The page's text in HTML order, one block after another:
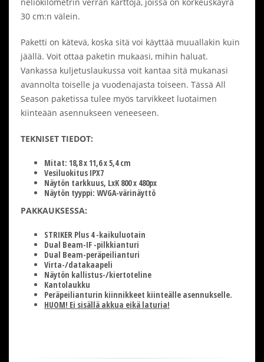
neliökilometrin verran karttoja, joissa on korkeuskäyrä
30 cm:n välein.
Paketti on kätevä, koska sitä voi käyttää muuallakin kuin
jäällä. Voit ottaa paketin mukaasi, mihin haluat.
Vankassa kuljetuslaukussa voit kantaa sitä mukanasi
avannolta toiselle ja vuodenajasta toiseen. Tässä All
Season paketissa tulee myös tarvikkeet luotaimen
kiinteään asennukseen veneeseen.
TEKNISET TIEDOT:
Mitat: 18,8 x 11,6 x 5,4 cm
Vesiluokitus IPX7
Näytön tarkkuus, LxK 800 x 480px
Näytön tyyppi: WVGA-värinäyttö
PAKKAUKSESSA:
STRIKER Plus 4 -kaikuluotain
Dual Beam-IF -pilkkianturi
Dual Beam-peräpeilianturi
Virta-/datakaapeli
Näytön kallistus-/kiertoteline
Kantolaukku
Peräpeilianturin kiinnikkeet kiinteälle asennukselle.
HUOM! Ei sisällä akkua eikä laturia!